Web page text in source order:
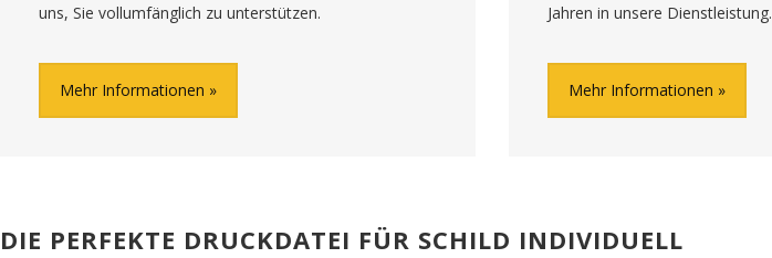
uns, Sie vollumfänglich zu unterstützen.
Mehr Informationen
Jahren in unsere Dienstleistung.
Mehr Informationen
DIE PERFEKTE DRUCKDATEI FÜR SCHILD INDIVIDUELL